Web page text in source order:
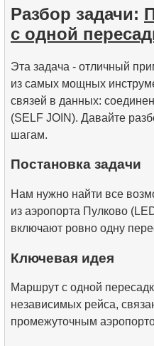
10.Операции над
Разбор задачи:
с одной
Эта задача - отличный
из самых мощных
связей в данных:
(SELF JOIN). Давайте
шагам.
Постановка задачи
Нам нужно найти все
из аэропорта Пулково
включают ровно одну
Ключевая идея
Маршрут с одной
независимых рейса,
промежуточным